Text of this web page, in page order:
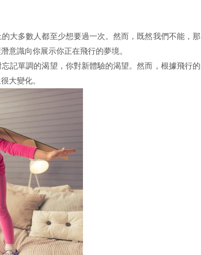
大多數人都至少想要過一次。然而，既然我們不能，那
意識向你展示你正在飛行的夢境。
記單調的渴望，你對新體驗的渴望。然而，根據飛行的
大變化。